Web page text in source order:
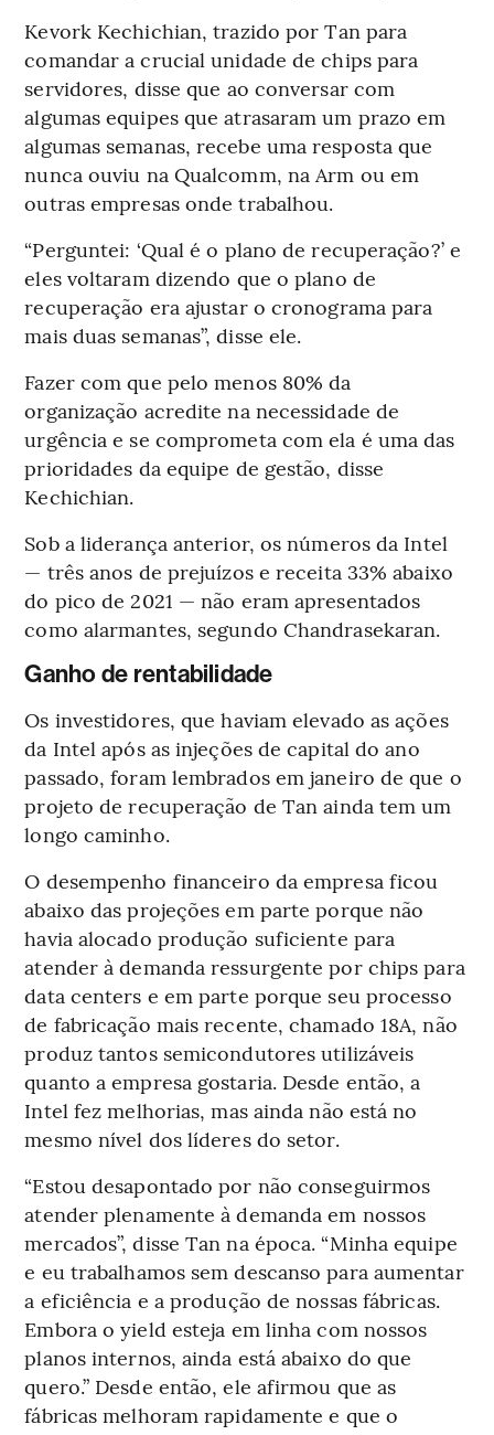
Kevork Kechichian, trazido por Tan para
comandar a crucial unidade de chips para
servidores, disse que ao conversar com
algumas equipes que atrasaram um prazo em
algumas semanas, recebe uma resposta que
nunca ouviu na Qualcomm, na Arm ou em
outras empresas onde trabalhou.
“Perguntei: ‘Qual é o plano de recuperação?’ e
eles voltaram dizendo que o plano de
recuperação era ajustar o cronograma para
mais duas semanas”, disse ele.
Fazer com que pelo menos 80% da
organização acredite na necessidade de
urgência e se comprometa com ela é uma das
prioridades da equipe de gestão, disse
Kechichian.
Sob a liderança anterior, os números da Intel
— três anos de prejuízos e receita 33% abaixo
do pico de 2021 — não eram apresentados
como alarmantes, segundo Chandrasekaran.
Ganho de rentabilidade
Os investidores, que haviam elevado as ações
da Intel após as injeções de capital do ano
passado, foram lembrados em janeiro de que o
projeto de recuperação de Tan ainda tem um
longo caminho.
O desempenho financeiro da empresa ficou
abaixo das projeções em parte porque não
havia alocado produção suficiente para
atender à demanda ressurgente por chips para
data centers e em parte porque seu processo
de fabricação mais recente, chamado 18A, não
produz tantos semicondutores utilizáveis
quanto a empresa gostaria. Desde então, a
Intel fez melhorias, mas ainda não está no
mesmo nível dos líderes do setor.
“Estou desapontado por não conseguirmos
atender plenamente à demanda em nossos
mercados”, disse Tan na época. “Minha equipe
e eu trabalhamos sem descanso para aumentar
a eficiência e a produção de nossas fábricas.
Embora o yield esteja em linha com nossos
planos internos, ainda está abaixo do que
quero.” Desde então, ele afirmou que as
fábricas melhoram rapidamente e que o